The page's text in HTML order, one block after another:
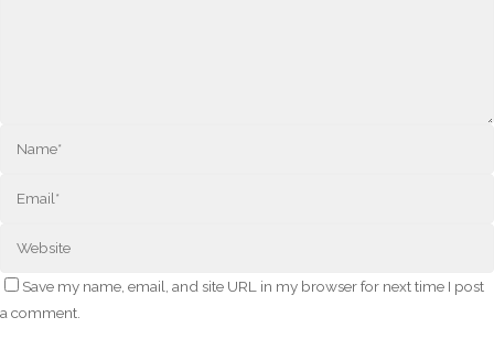
Save my name, email, and site URL in my browser for next time I post
a comment.